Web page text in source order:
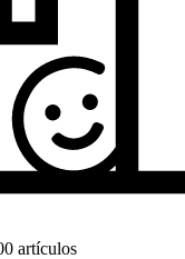
artículos